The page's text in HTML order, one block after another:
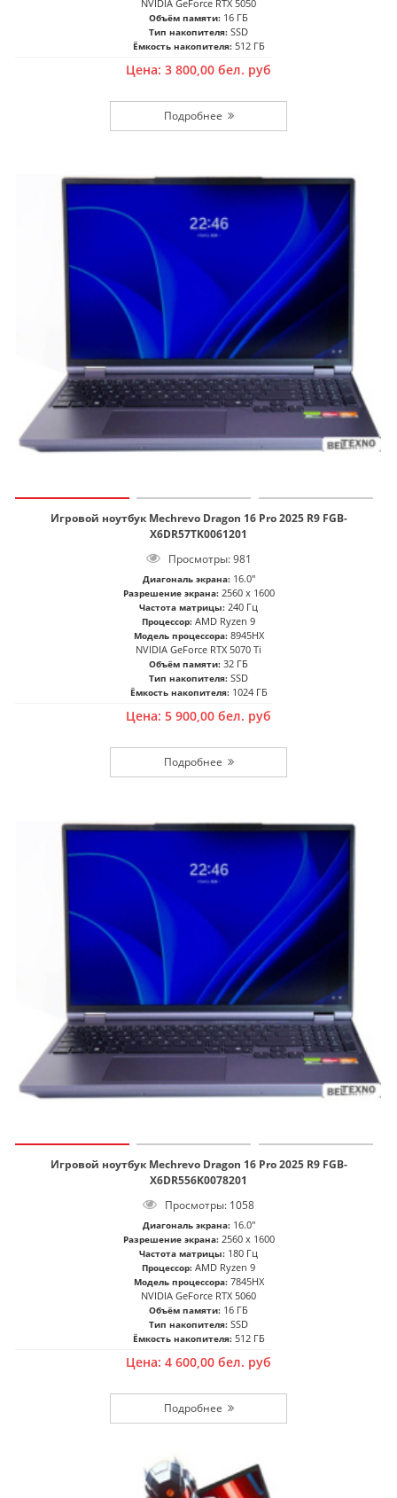
NVIDIA GeForce RTX 5050
Объём памяти: 16 ГБ
Тип накопителя: SSD
Ёмкость накопителя: 512 ГБ
Цена: 3 800,00 бел. руб
Игровой ноутбук Mechrevo Dragon 16 Pro 2025 R9 FGB-
X6DR57TK0061201
Просмотры: 981
Диагональ экрана: 16.0"
Разрешение экрана: 2560 x 1600
Частота матрицы: 240 Гц
Процессор: AMD Ryzen 9
Модель процессора: 8945HX
NVIDIA GeForce RTX 5070 Ti
Объём памяти: 32 ГБ
Тип накопителя: SSD
Ёмкость накопителя: 1024 ГБ
Цена: 5 900,00 бел. руб
Игровой ноутбук Mechrevo Dragon 16 Pro 2025 R9 FGB-
X6DR556K0078201
Просмотры: 1058
Диагональ экрана: 16.0"
Разрешение экрана: 2560 x 1600
Частота матрицы: 180 Гц
Процессор: AMD Ryzen 9
Модель процессора: 7845HX
NVIDIA GeForce RTX 5060
Объём памяти: 16 ГБ
Тип накопителя: SSD
Ёмкость накопителя: 512 ГБ
Цена: 4 600,00 бел. руб